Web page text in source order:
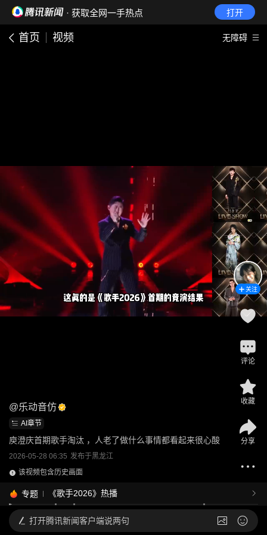
· 获取全网一手热点 打开
首页 视频 无障碍
@乐动音仿
AI章节
庾澄庆首期歌手淘汰 ，人老了做什么事情都看起来很心酸
2026-05-28 06:35 发布于黑龙江
该视频包含历史画面
专题 《歌手2026》热播
关注
评论
收藏
分享
打开腾讯新闻客户端说两句